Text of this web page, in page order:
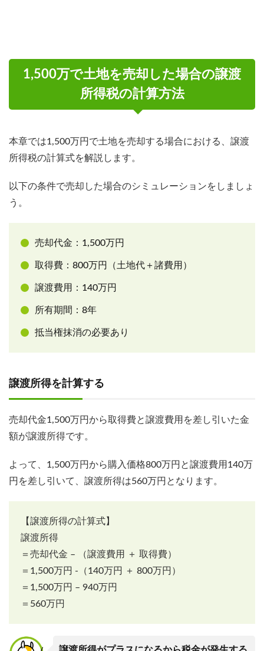
1,500万で土地を売却した場合の譲渡
所得税の計算方法
本章では1,500万円で土地を売却する場合における、譲渡
所得税の計算式を解説します。
以下の条件で売却した場合のシミュレーションをしましょ
う。
売却代金：1,500万円
取得費：800万円（土地代＋諸費用）
譲渡費用：140万円
所有期間：8年
抵当権抹消の必要あり
譲渡所得を計算する
売却代金1,500万円から取得費と譲渡費用を差し引いた金
額が譲渡所得です。
よって、1,500万円から購入価格800万円と譲渡費用140万
円を差し引いて、譲渡所得は560万円となります。
【譲渡所得の計算式】
譲渡所得
＝売却代金 – （譲渡費用 ＋ 取得費）
＝1,500万円 -（140万円 ＋ 800万円）
＝1,500万円 – 940万円
＝560万円